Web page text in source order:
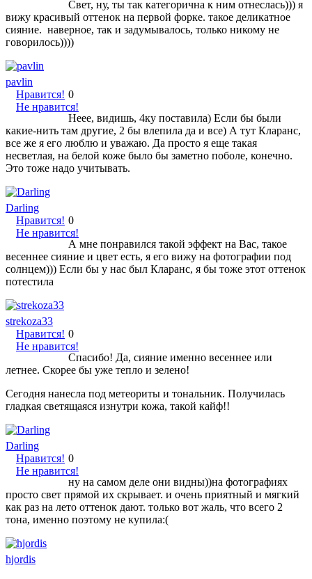
Свет, ну, ты так категорична к ним отнеслась))) я
вижу красивый оттенок на первой форке. такое деликатное
сияние. наверное, так и задумывалось, только никому не
говорилось))))
pavlin
Нравится!
Не нравится!
0
Неее, видишь, 4ку поставила) Если бы были
какие-нить там другие, 2 бы влепила да и все) А тут Кларанс,
все же я его люблю и уважаю. Да просто я еще такая
несветлая, на белой коже было бы заметно поболе, конечно.
Это тоже надо учитывать.
Darling
Нравится!
Не нравится!
0
А мне понравился такой эффект на Вас, такое
весеннее сияние и цвет есть, я его вижу на фотографии под
солнцем))) Если бы у нас был Кларанс, я бы тоже этот оттенок
потестила
strekoza33
Нравится!
Не нравится!
0
Спасибо! Да, сияние именно весеннее или
летнее. Скорее бы уже тепло и зелено!
Сегодня нанесла под метеориты и тональник. Получилась
гладкая светящаяся изнутри кожа, такой кайф!!
Darling
Нравится!
Не нравится!
0
ну на самом деле они видны))на фотографиях
просто свет прямой их скрывает. и очень приятный и мягкий
как раз на лето оттенок дают. только вот жаль, что всего 2
тона, именно поэтому не купила:(
hjordis